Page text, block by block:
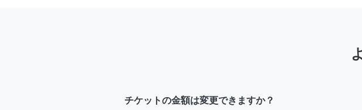
チケットの金額は変更できますか？